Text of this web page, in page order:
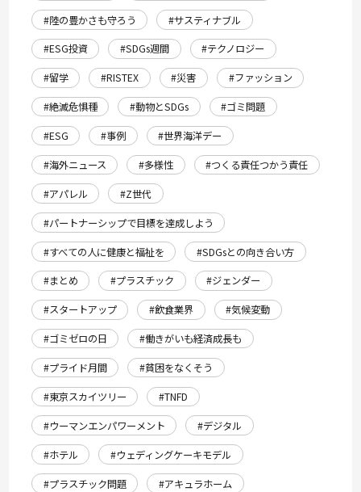
#陸の豊かさも守ろう
#サスティナブル
#ESG投資
#SDGs週間
#テクノロジー
#留学
#RISTEX #災害
#ファッション
#絶滅危惧種
#動物とSDGs
#ゴミ問題
#ESG
#事例
#世界海洋デー
#海外ニュース
#多様性
#つくる責任つかう責任
#アパレル
#Z世代
#パートナーシップで目標を達成しよう
#すべての人に健康と福祉を
#SDGsとの向き合い方
#まとめ
#プラスチック
#ジェンダー
#スタートアップ
#飲食業界
#気候変動
#ゴミゼロの日
#働きがいも経済成長も
#プライド月間
#貧困をなくそう
#東京スカイツリー
#TNFD
#ウーマンエンパワーメント
#デジタル
#ホテル
#ウェディングケーキモデル
#プラスチック問題
#アキュラホーム